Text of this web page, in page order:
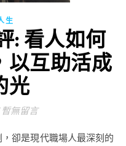
生
: 看人如何
以互助活成
光
暫無留言